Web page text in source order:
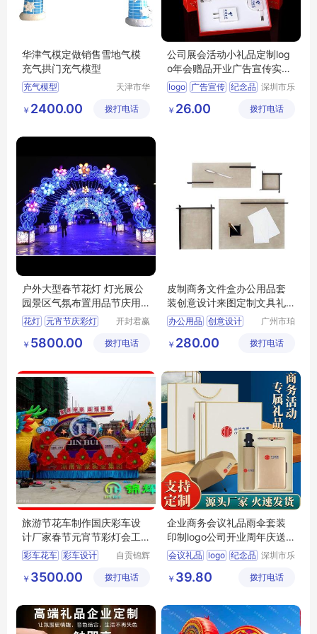
华津气模定做销售雪地气模
充气拱门充气模型
充气模型
天津市华
气模型科
￥ 2400.00 拨打电话
公司展会活动小礼品定制log
o年会赠品开业广告宣传实用
商务纪念品
logo 广告宣传 纪念品 深圳市乐
技有限公
￥ 26.00 拨打电话
户外大型春节花灯 灯光展公
园景区气氛布置用品节庆用
品可定制
花灯 元宵节庆彩灯
春节灯展制作公司
开封君赢
传媒有限
￥ 5800.00 拨打电话
皮制商务文件盒办公用品套
装创意设计来图定制文具礼
品套装厂家
办公用品 创意设计
广州市珀
限公司
￥ 280.00 拨打电话
旅游节花车制作国庆彩车设
计厂家春节元宵节彩灯会工
厂锦辉公司
彩车花车 彩车设计
彩车公司
自贡锦辉
有限公司
￥ 3500.00 拨打电话
企业商务会议礼品雨伞套装
印制logo公司开业周年庆送
客户纪念品
会议礼品 logo 纪念品 深圳市乐
技有限公
￥ 39.80 拨打电话